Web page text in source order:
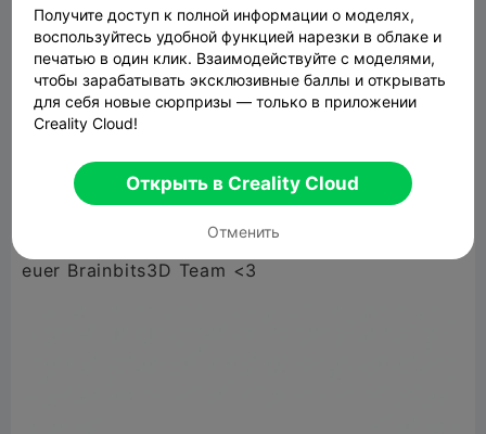
German:
Danke Freunde, heute haben wir die 100
Follower geknackt und ich bin um so mehr stolz
Danke das ihr teil des ganzen seit und wir
freuen uns auf die weitere Zeit die wir
gemeinsam noch haben (=.
euer Brainbits3D Team <3
Получите доступ к полной информации о моделях,
воспользуйтесь удобной функцией нарезки в облаке и
печатью в один клик. Взаимодействуйте с моделями,
чтобы зарабатывать эксклюзивные баллы и открывать
для себя новые сюрпризы — только в приложении
Creality Cloud!
Открыть в Creality Cloud
Отменить